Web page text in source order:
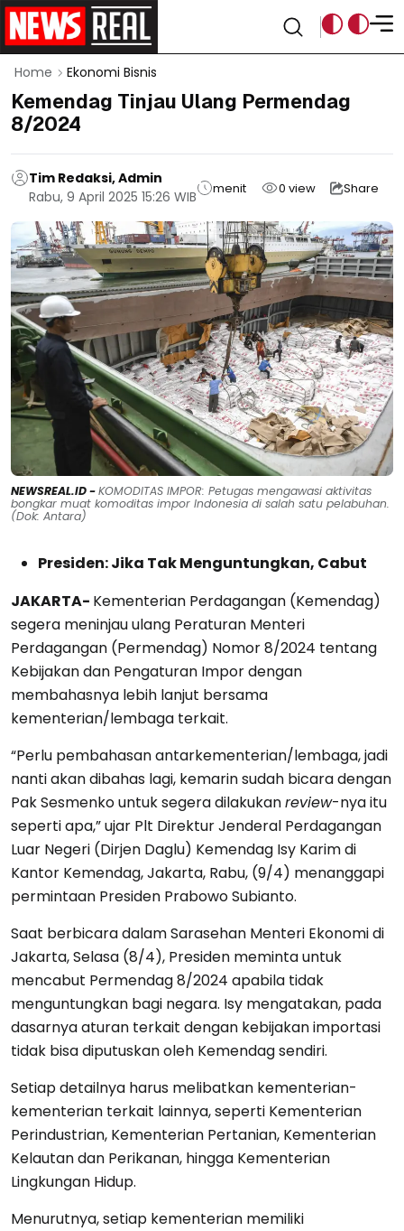
Home Ekonomi Bisnis
Kemendag Tinjau Ulang Permendag
8/2024
Tim Redaksi, Admin
Rabu, 9 April 2025 15:26 WIB
menit 0 view Share
NEWSREAL.ID -KOMODITAS IMPOR: Petugas mengawasi aktivitas
bongkar muat komoditas impor Indonesia di salah satu pelabuhan.
(Dok: Antara)
Presiden: Jika Tak Menguntungkan, Cabut
JAKARTA- Kementerian Perdagangan (Kemendag)
segera meninjau ulang Peraturan Menteri
Perdagangan (Permendag) Nomor 8/2024 tentang
Kebijakan dan Pengaturan Impor dengan
membahasnya lebih lanjut bersama
kementerian/lembaga terkait.
“Perlu pembahasan antarkementerian/lembaga, jadi
nanti akan dibahas lagi, kemarin sudah bicara dengan
Pak Sesmenko untuk segera dilakukanreview-nya itu
seperti apa,” ujar Plt Direktur Jenderal Perdagangan
Luar Negeri (Dirjen Daglu) Kemendag Isy Karim di
Kantor Kemendag, Jakarta, Rabu, (9/4) menanggapi
permintaan Presiden Prabowo Subianto.
Saat berbicara dalam Sarasehan Menteri Ekonomi di
Jakarta, Selasa (8/4), Presiden meminta untuk
mencabut Permendag 8/2024 apabila tidak
menguntungkan bagi negara. Isy mengatakan, pada
dasarnya aturan terkait dengan kebijakan importasi
tidak bisa diputuskan oleh Kemendag sendiri.
Setiap detailnya harus melibatkan kementerian-
kementerian terkait lainnya, seperti Kementerian
Perindustrian, Kementerian Pertanian, Kementerian
Kelautan dan Perikanan, hingga Kementerian
Lingkungan Hidup.
Menurutnya, setiap kementerian memiliki